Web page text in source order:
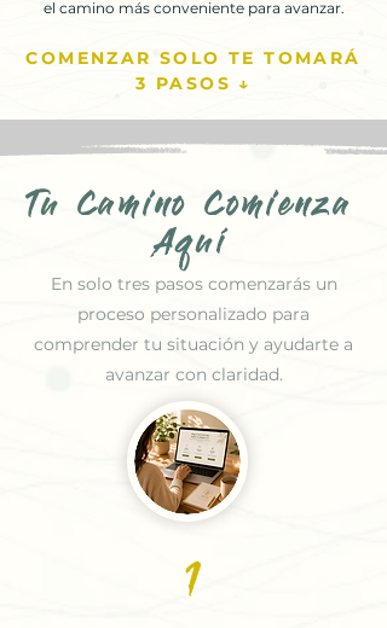
el camino más conveniente para avanzar.
COMENZAR SOLO TE TOMARÁ
3 PASOS ↓
Tu Camino Comienza
Aquí
En solo tres pasos comenzarás un
proceso personalizado para
comprender tu situación y ayudarte a
avanzar con claridad.
1